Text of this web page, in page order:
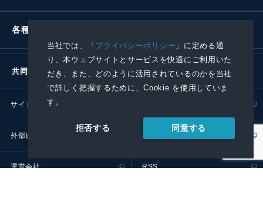
当社では、「プライバシーポリシー 」に定める通
り、本ウェブサイトとサービスを快適にご利用いた
だき、また、どのように活用されているのかを当社
で詳しく把握するために、Cookie を使用していま
す。
拒否する 同意する
各種お問い合わせ
共同通信社グループ
サイトポリシー
外部送信ポリシー
運営会社 RSS